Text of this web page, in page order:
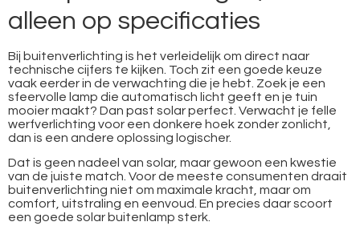
alleen op specificaties
Bij buitenverlichting is het verleidelijk om direct naar
technische cijfers te kijken. Toch zit een goede keuze
vaak eerder in de verwachting die je hebt. Zoek je een
sfeervolle lamp die automatisch licht geeft en je tuin
mooier maakt? Dan past solar perfect. Verwacht je felle
werfverlichting voor een donkere hoek zonder zonlicht,
dan is een andere oplossing logischer.
Dat is geen nadeel van solar, maar gewoon een kwestie
van de juiste match. Voor de meeste consumenten draait
buitenverlichting niet om maximale kracht, maar om
comfort, uitstraling en eenvoud. En precies daar scoort
een goede solar buitenlamp sterk.